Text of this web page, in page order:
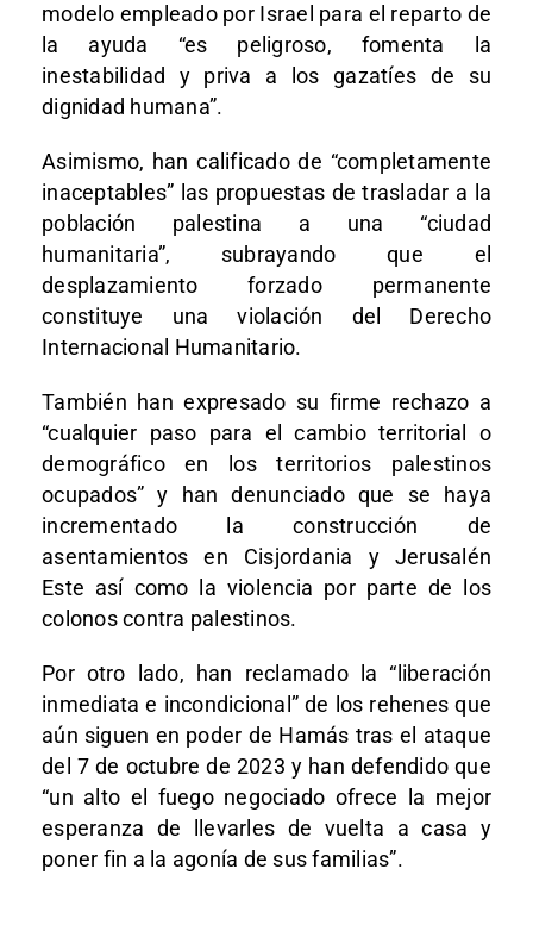
modelo empleado por Israel para el reparto de
la ayuda “es peligroso, fomenta la
inestabilidad y priva a los gazatíes de su
dignidad humana”.
Asimismo, han calificado de “completamente
inaceptables” las propuestas de trasladar a la
población palestina a una “ciudad
humanitaria”, subrayando que el
desplazamiento forzado permanente
constituye una violación del Derecho
Internacional Humanitario.
También han expresado su firme rechazo a
“cualquier paso para el cambio territorial o
demográfico en los territorios palestinos
ocupados” y han denunciado que se haya
incrementado la construcción de
asentamientos en Cisjordania y Jerusalén
Este así como la violencia por parte de los
colonos contra palestinos.
Por otro lado, han reclamado la “liberación
inmediata e incondicional” de los rehenes que
aún siguen en poder de Hamás tras el ataque
del 7 de octubre de 2023 y han defendido que
“un alto el fuego negociado ofrece la mejor
esperanza de llevarles de vuelta a casa y
poner fin a la agonía de sus familias”.